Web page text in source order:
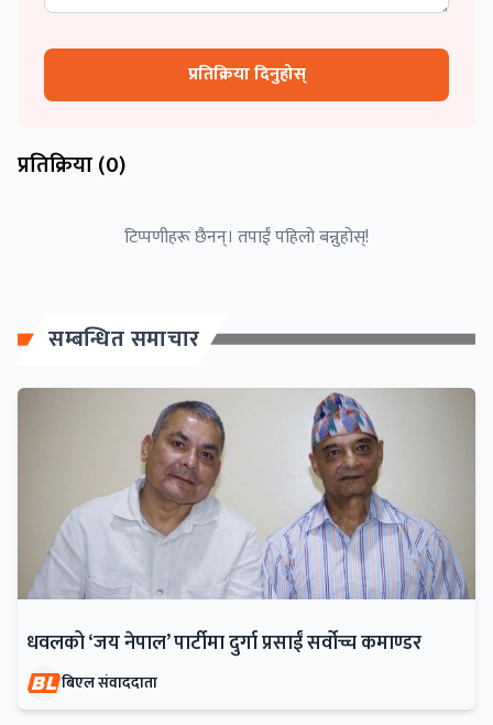
प्रतिक्रिया दिनुहोस्
प्रतिक्रिया (0)
टिप्पणीहरू छैनन्। तपाईं पहिलो बन्नुहोस्!
सम्बन्धित समाचार
धवलको ‘जय नेपाल’ पार्टीमा दुर्गा प्रसाईं सर्वोच्च कमाण्डर
बिएल संवाददाता